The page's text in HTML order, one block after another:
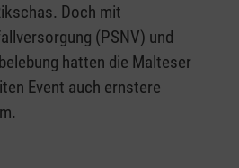
Doch mit
(PSNV) und
hatten die Malteser
Event auch ernstere